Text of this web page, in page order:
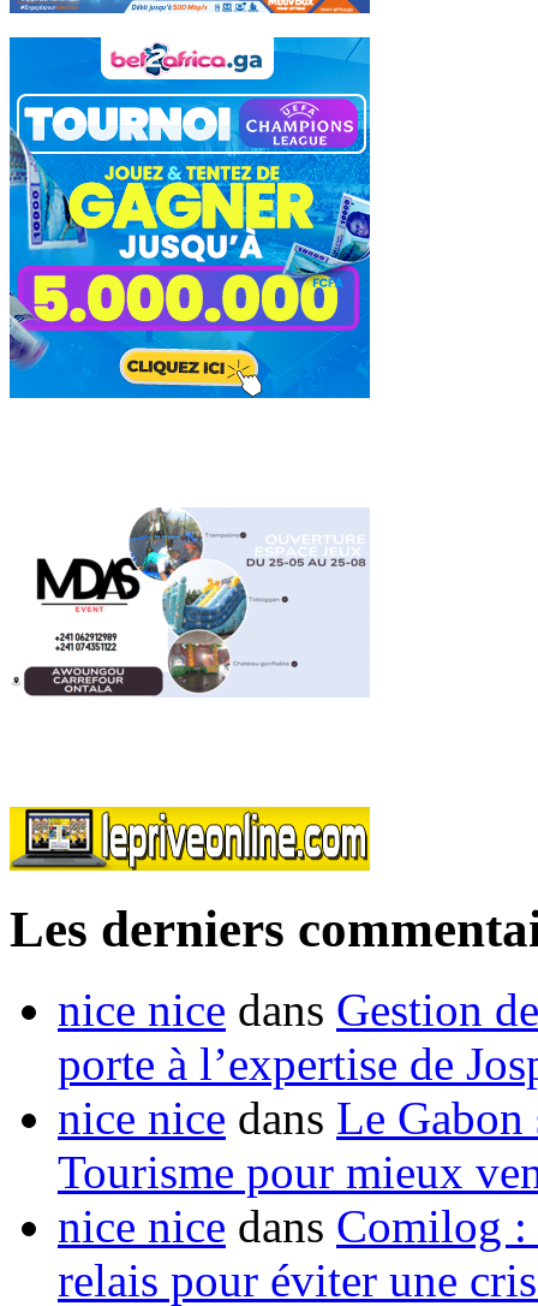
Les derniers
nice nice dans Gestion
porte à l’expertise de
nice nice dans Le Gabon
Tourisme pour mieux
nice nice dans Comilog :
relais pour éviter une